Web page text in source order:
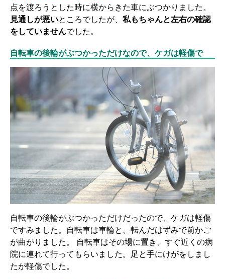
点を渡ろうとした時に横からきた車にぶつかりました。
見通しが悪いところでしたが、 私もちゃんと左右の確認
をしていませんでした。
自転車の後輪がぶつかっただけなので、ケガは軽傷で
自転車の後輪がぶつかっただけだったので、ケガは軽傷
ですみました。自転車は車輪と、転んだはずみで前かご
が曲がりました。 自転車はその場に置き、すぐ近くの病
院に連れて行ってもらいました。足と手にけがをしまし
たが軽傷でした。